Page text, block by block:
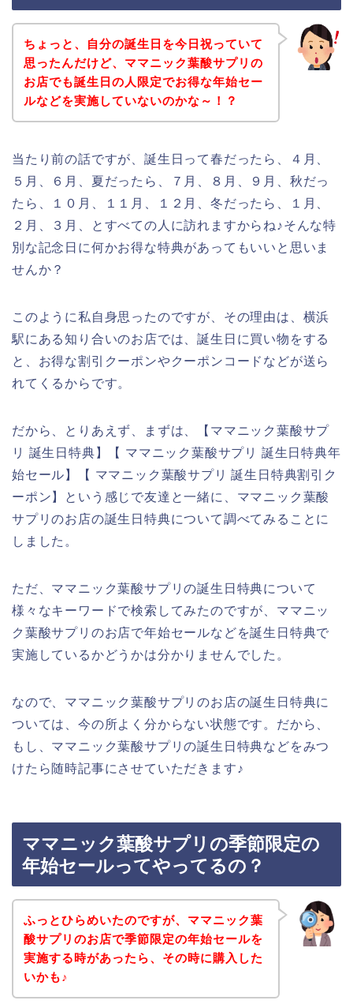
ちょっと、自分の誕生日を今日祝っていて
思ったんだけど、ママニック葉酸サプリの
お店でも誕生日の人限定でお得な年始セー
ルなどを実施していないのかな～！？
当たり前の話ですが、誕生日って春だったら、４月、
５月、６月、夏だったら、７月、８月、９月、秋だっ
たら、１０月、１１月、１２月、冬だったら、１月、
２月、３月、とすべての人に訪れますからね♪そんな特
別な記念日に何かお得な特典があってもいいと思いま
せんか？
このように私自身思ったのですが、その理由は、横浜
駅にある知り合いのお店では、誕生日に買い物をする
と、お得な割引クーポンやクーポンコードなどが送ら
れてくるからです。
だから、とりあえず、まずは、【ママニック葉酸サプ
リ 誕生日特典】【 ママニック葉酸サプリ 誕生日特典年
始セール】【 ママニック葉酸サプリ 誕生日特典割引ク
ーポン】という感じで友達と一緒に、ママニック葉酸
サプリのお店の誕生日特典について調べてみることに
しました。
ただ、ママニック葉酸サプリの誕生日特典について
様々なキーワードで検索してみたのですが、ママニッ
ク葉酸サプリのお店で年始セールなどを誕生日特典で
実施しているかどうかは分かりませんでした。
なので、ママニック葉酸サプリのお店の誕生日特典に
ついては、今の所よく分からない状態です。だから、
もし、ママニック葉酸サプリの誕生日特典などをみつ
けたら随時記事にさせていただきます♪
ママニック葉酸サプリの季節限定の
年始セールってやってるの？
ふっとひらめいたのですが、ママニック葉
酸サプリのお店で季節限定の年始セールを
実施する時があったら、その時に購入した
いかも♪